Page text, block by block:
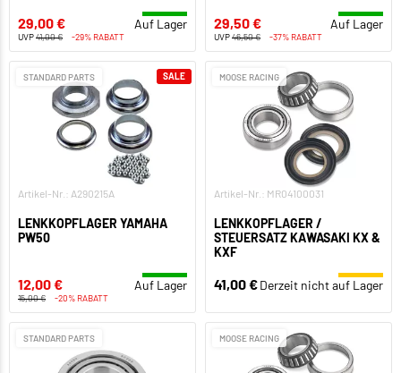
29,00 € Auf Lager
UVP41,00 € -29% RABATT
29,50 € Auf Lager
UVP46,50 € -37% RABATT
STANDARD PARTS
Artikel-Nr.: A290215A
LENKKOPFLAGER YAMAHA
PW50
12,00 € Auf Lager
15,00 € -20% RABATT
SALE MOOSE RACING
Artikel-Nr.: MR04100031
LENKKOPFLAGER /
STEUERSATZ KAWASAKI KX &
KXF
41,00 €Derzeit nicht auf Lager
STANDARD PARTS MOOSE RACING